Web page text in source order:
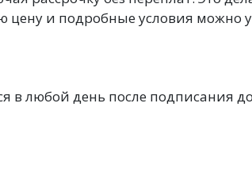
цену и подробные условия можно
в любой день после подписания